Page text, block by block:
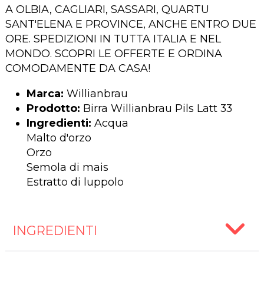
A OLBIA, CAGLIARI, SASSARI, QUARTU
SANT'ELENA E PROVINCE, ANCHE ENTRO DUE
ORE. SPEDIZIONI IN TUTTA ITALIA E NEL
MONDO. SCOPRI LE OFFERTE E ORDINA
COMODAMENTE DA CASA!
Marca: Willianbrau
Prodotto: Birra Willianbrau Pils Latt 33
Ingredienti: Acqua
Malto d'orzo
Orzo
Semola di mais
Estratto di luppolo
INGREDIENTI